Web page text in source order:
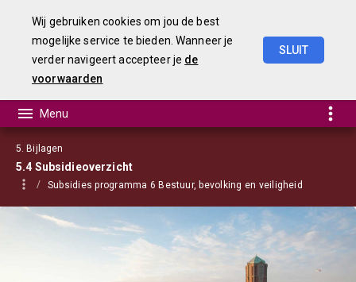
Wij gebruiken cookies om jou de best
mogelijke service te bieden. Wanneer je
verder navigeert accepteer je de
voorwaarden
SLUIT
5. Bijlagen
5.4 Subsidieoverzicht
Subsidies programma 6 Bestuur, bevolking en veiligheid